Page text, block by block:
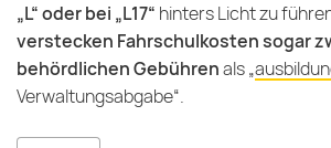
„L“ oder bei „L17“ hinters Licht zu
verstecken Fahrschulkosten sogar
behördlichen Gebührenals „
Verwaltungsabgabe“.